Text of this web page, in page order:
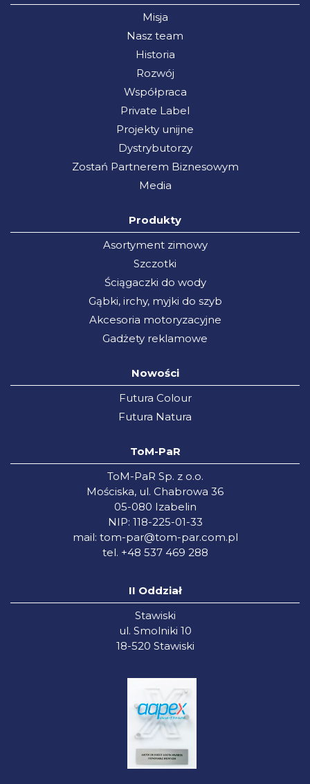
Misja
Nasz team
Historia
Rozwój
Współpraca
Private Label
Projekty unijne
Dystrybutorzy
Zostań Partnerem Biznesowym
Media
Produkty
Asortyment zimowy
Szczotki
Ściągaczki do wody
Gąbki, irchy, myjki do szyb
Akcesoria motoryzacyjne
Gadżety reklamowe
Nowości
Futura Colour
Futura Natura
ToM-PaR
ToM-PaR Sp. z o.o.
Mościska, ul. Chabrowa 36
05-080 Izabelin
NIP: 118-225-01-33
mail: tom-par@tom-par.com.pl
tel. +48 537 469 288
II Oddział
Stawiski
ul. Smolniki 10
18-520 Stawiski